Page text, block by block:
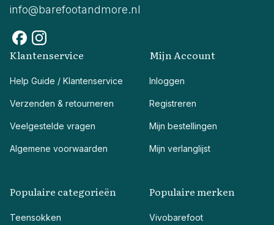
info@barefootandmore.nl
Klantenservice
Help Guide / Klantenservice
Verzenden & retourneren
Veelgestelde vragen
Algemene voorwaarden
Mijn Account
Inloggen
Registreren
Mijn bestellingen
Mijn verlanglijst
Populaire categorieën
Teensokken
Populaire merken
Vivobarefoot